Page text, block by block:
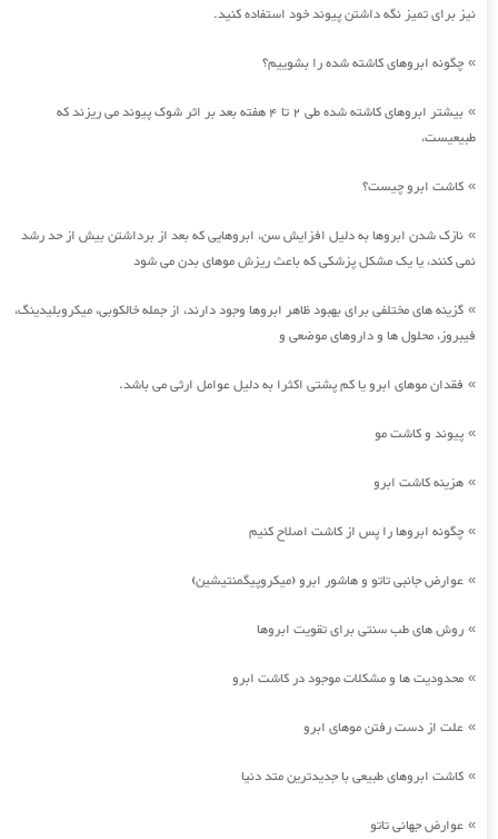
نیز برای تمیز نگه داشتن پیوند خود استفاده کنید.
» چگونه ابروهای کاشته شده را بشوییم؟
»
بیشتر ابروهای کاشته شده طی 2 تا 4 هفته بعد بر اثر شوک پیوند می ریزند که
طبیعیست،
» کاشت ابرو چیست؟
» نازک شدن ابروها به دلیل افزایش سن، ابروهایی که بعد از برداشتن بیش از حد رشد
نمی کنند، یا یک مشکل پزشکی که باعث ریزش موهای بدن می شود
» گزینه های مختلفی برای بهبود ظاهر ابروها وجود دارند، از جمله خالکوبی، میکروبلیدینگ،
فیبروز، محلول ها و داروهای موضعی و
» فقدان موهای ابرو یا کم پشتی اکثرا به دلیل عوامل ارثی می باشد.
» پیوند و کاشت مو
» هزینه کاشت ابرو
» چگونه ابروها را پس از کاشت اصلاح کنیم
» عوارض جانبی تاتو و هاشور ابرو (میکروپیگمنتیشین)
» روش های طب سنتی برای تقویت ابروها
» محدودیت ها و مشکلات موجود در کاشت ابرو
» علت از دست رفتن موهای ابرو
» کاشت ابروهای طبیعی با جدیدترین متد دنیا
» عوارض جهانی تاتو